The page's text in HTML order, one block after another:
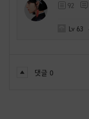
92
Lv 63
댓글 0